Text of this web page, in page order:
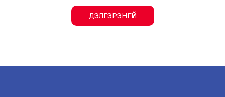
ДЭЛГЭРЭНГҮЙ